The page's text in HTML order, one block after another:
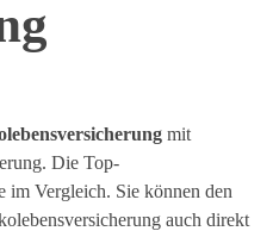
mit
Die Top-
im Vergleich. Sie können den
auch direkt